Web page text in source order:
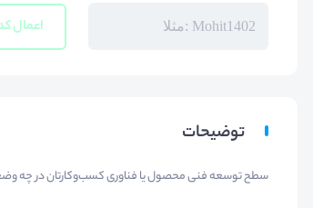
اعمال
توضیحات
سطح توسعه فنی محصول یا فناوری کسب‌وکارتان در چه